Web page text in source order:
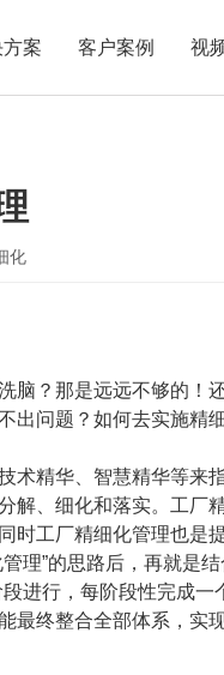
案
易
财务管理
研发管理
数字车间
进销存管理
查看更多>
客户案例
造
视
化
脑？那是远远不够的！
出问题？如何去实施精
术精华、智慧精华等来
解、细化和落实。工厂
时工厂精细化管理也是
理”的思路后，再就是
进行，每阶段性完成
最终整合全部体系，实